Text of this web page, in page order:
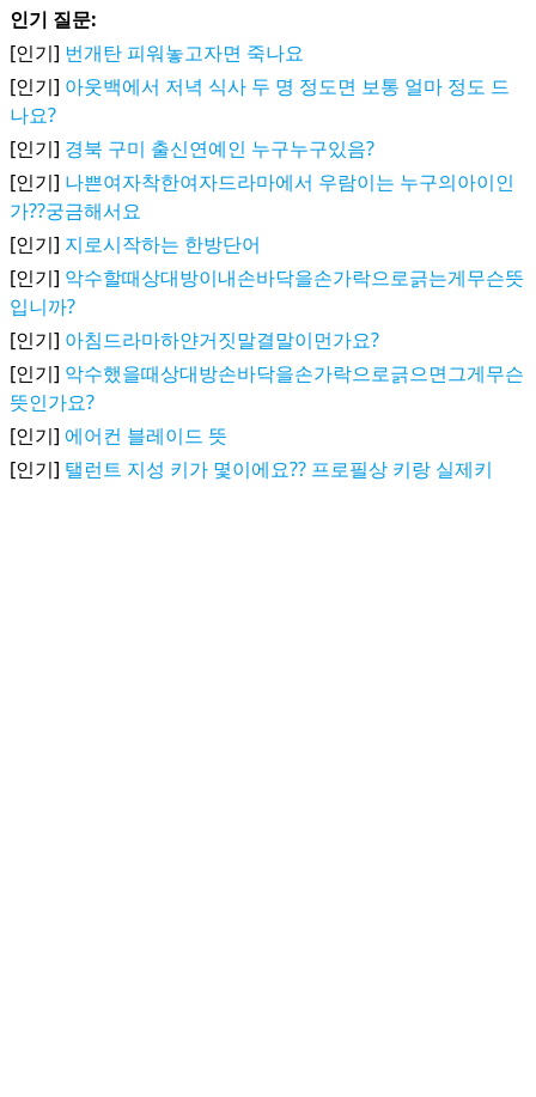
인기 질문:
[인기] 번개탄 피워놓고자면 죽나요
[인기] 아웃백에서 저녁 식사 두 명 정도면 보통 얼마 정도 드
나요?
[인기] 경북 구미 출신연예인 누구누구있음?
[인기] 나쁜여자착한여자드라마에서 우람이는 누구의아이인
가??궁금해서요
[인기] 지로시작하는 한방단어
[인기] 악수할때상대방이내손바닥을손가락으로긁는게무슨뜻
입니까?
[인기] 아침드라마하얀거짓말결말이먼가요?
[인기] 악수했을때상대방손바닥을손가락으로긁으면그게무슨
뜻인가요?
[인기] 에어컨 블레이드 뜻
[인기] 탤런트 지성 키가 몇이에요?? 프로필상 키랑 실제키